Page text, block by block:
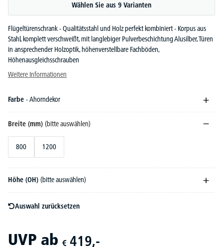
Wählen Sie aus 9 Varianten
Flügeltürenschrank - Qualitätsstahl und Holz perfekt kombiniert - Korpus aus
Stahl, komplett verschweißt, mit langlebiger Pulverbeschichtung Alusilber, Türen
in ansprechender Holzoptik, höhenverstellbare Fachböden,
Höhenausgleichsschrauben
Weitere Informationen
Farbe - Ahorndekor
Breite (mm) (bitte auswählen)
800 1200
Höhe (OH) (bitte auswählen)
Auswahl zurücksetzen
UVP ab € 419,-